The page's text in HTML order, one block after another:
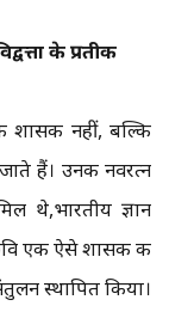
के प्रतीक
शासक नहीं, बल्कि
हैं। उनकी नवरत्न
थे,भारतीय ज्ञान
एक ऐसे शासक की
स्थापित किया।